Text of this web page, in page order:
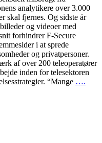
analytikere over 3.000
skal fjernes. Og sidste år
og videoer med
forhindrer F-Secure
i at sprede
og privatpersoner.
af over 200 teleoperatører
inden for telesektoren
“Mange ….